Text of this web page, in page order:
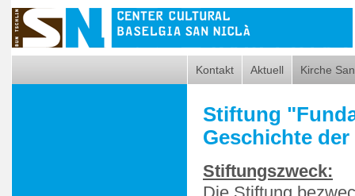
Kontakt Aktuell Kirche
Stiftung
Geschichte
Stiftungszweck: